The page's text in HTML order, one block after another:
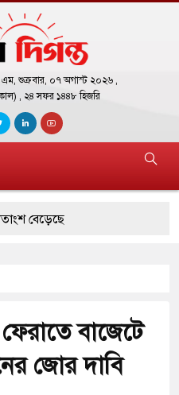
, শুক্রবার, ০৭ অগাস্ট ২০২৬ ,
, ২৪ সফর ১৪৪৮ হিজরি
বেড়েছে
ময়ূখ রঞ্জন
বাজেটে
জোর দাবি